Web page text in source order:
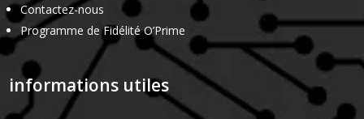
Contactez-nous
Programme de Fidélité O’Prime
informations utiles